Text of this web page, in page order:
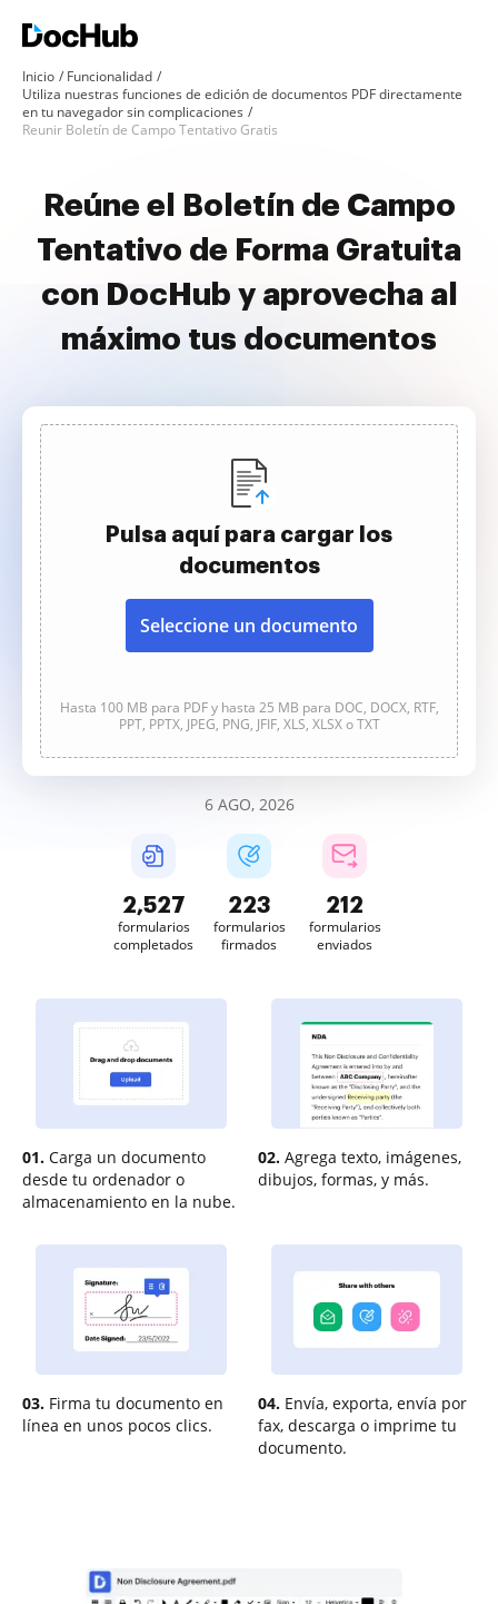
Inicio
Funcionalidad
Utiliza nuestras funciones de edición de documentos PDF directamente
en tu navegador sin complicaciones
Reunir Boletín de Campo Tentativo Gratis
Reúne el Boletín de Campo
Tentativo de Forma Gratuita
con DocHub y aprovecha al
máximo tus documentos
Pulsa aquí para cargar los
documentos
Seleccione un documento
Hasta 100 MB para PDF y hasta 25 MB para DOC, DOCX, RTF,
PPT, PPTX, JPEG, PNG, JFIF, XLS, XLSX o TXT
6 AGO, 2026
2,528
formularios
completados
223
formularios
firmados
213
formularios
enviados
01. Carga un documento
desde tu ordenador o
almacenamiento en la nube.
02. Agrega texto, imágenes,
dibujos, formas, y más.
03. Firma tu documento en
línea en unos pocos clics.
04. Envía, exporta, envía por
fax, descarga o imprime tu
documento.